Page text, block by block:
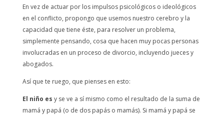
En vez de actuar por los impulsos psicológicos o ideológicos
en el conflicto, propongo que usemos nuestro cerebro y la
capacidad que tiene éste, para resolver un problema,
simplemente pensando, cosa que hacen muy pocas personas
involucradas en un proceso de divorcio, incluyendo jueces y
abogados.
Así que te ruego, que pienses en esto:
El niño es y se ve a sí mismo como el resultado de la suma de
mamá y papá (o de dos papás o mamás). Si mamá y papá se